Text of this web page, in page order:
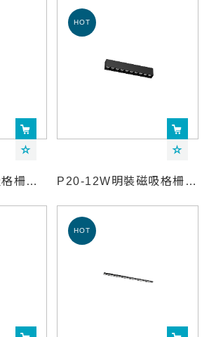
P20-6W明裝磁吸格柵燈-YeelightPro P20-12W明裝磁吸格柵燈-YeelightPro